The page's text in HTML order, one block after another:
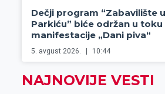
Dečji program “Zabavilište
Parkiću” biće održan u
manifestacije „Dani piva“
5. avgust 2026. 10:44
NAJNOVIJE VESTI